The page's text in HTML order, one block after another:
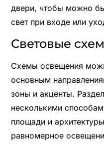
двери, чтобы можно
свет при входе или
Световые
Схемы освещения
основным
зоны и акценты.
несколькими
площади и
равномерное